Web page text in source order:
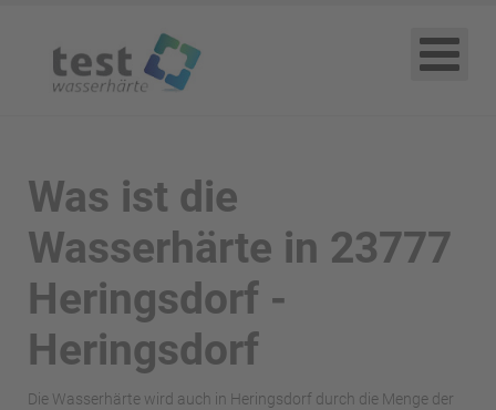
Was ist die
Wasserhärte in 23777
Heringsdorf -
Heringsdorf
Die Wasserhärte wird auch in Heringsdorf durch die Menge der